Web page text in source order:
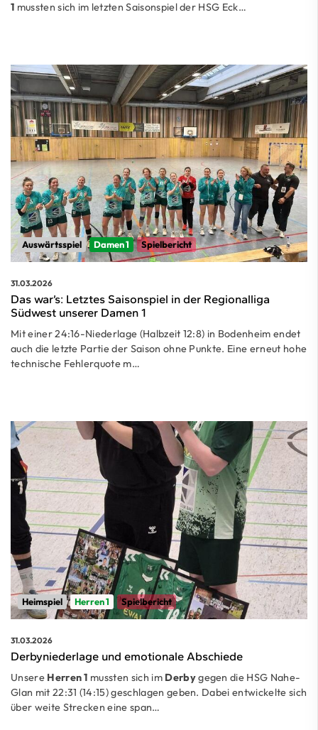
1 mussten sich im letzten Saisonspiel der HSG Eck…
Auswärtsspiel Damen 1 Spielbericht
31.03.2026
Das war’s: Letztes Saisonspiel in der Regionalliga
Südwest unserer Damen 1
Mit einer 24:16-Niederlage (Halbzeit 12:8) in Bodenheim endet
auch die letzte Partie der Saison ohne Punkte. Eine erneut hohe
technische Fehlerquote m…
Heimspiel Herren 1 Spielbericht
31.03.2026
Derbyniederlage und emotionale Abschiede
Unsere Herren 1 mussten sich im Derbygegen die HSG Nahe-
Glan mit 22:31 (14:15) geschlagen geben. Dabei entwickelte sich
über weite Strecken eine span…